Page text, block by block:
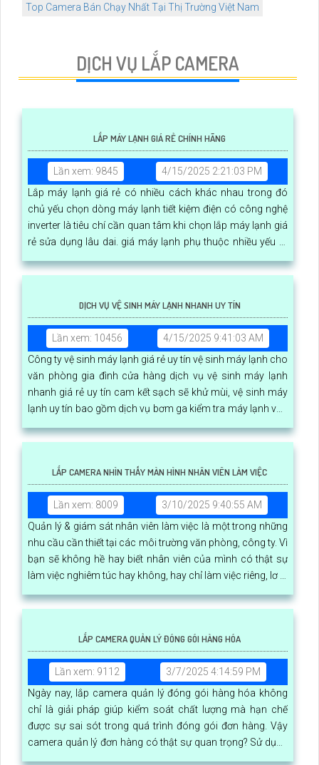
Top Camera Bán Chạy Nhất Tại Thị Trường Việt Nam
DỊCH VỤ LẮP CAMERA
LẮP MÁY LẠNH GIÁ RẺ CHÍNH HÃNG
Lần xem: 9845
4/15/2025 2:21:03 PM
Lắp máy lạnh giá rẻ có nhiều cách khác nhau trong đó
chủ yếu chọn dòng máy lạnh tiết kiệm điện có công nghệ
inverter là tiêu chí cần quan tâm khi chọn lắp máy lạnh giá
rẻ sửa dụng lâu dai. giá máy lạnh phụ thuộc nhiều yếu tố
DỊCH VỤ VỆ SINH MÁY LẠNH NHANH UY TÍN
Lần xem: 10456
4/15/2025 9:41:03 AM
Công ty vệ sinh máy lạnh giá rẻ uy tín vệ sinh máy lạnh cho
văn phòng gia đình cửa hàng dịch vụ vệ sinh máy lạnh
nhanh giá rẻ uy tín cam kết sạch sẽ khử mùi, vệ sinh máy
lạnh uy tín bao gồm dịch vụ bơm ga kiểm tra máy lạnh vận
LẮP CAMERA NHÌN THẤY MÀN HÌNH NHÂN VIÊN LÀM VIỆC
Lần xem: 8009
3/10/2025 9:40:55 AM
Quản lý & giám sát nhân viên làm việc là một trong những
nhu cầu cần thiết tại các môi trường văn phòng, công ty. Vì
bạn sẽ không hề hay biết nhân viên của mình có thật sự
làm việc nghiêm túc hay không, hay chỉ làm việc riêng, lơ là
LẮP CAMERA QUẢN LÝ ĐÓNG GÓI HÀNG HÓA
Lần xem: 9112
3/7/2025 4:14:59 PM
Ngày nay, lắp camera quản lý đóng gói hàng hóa không
chỉ là giải pháp giúp kiểm soát chất lượng mà hạn chế
được sự sai sót trong quá trình đóng gói đơn hàng. Vậy
camera quản lý đơn hàng có thật sự quan trọng? Sử dụng